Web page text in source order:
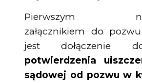
Pierwszym
załącznikiem do
jest dołączenie
potwierdzenia
sądowej od pozwu w